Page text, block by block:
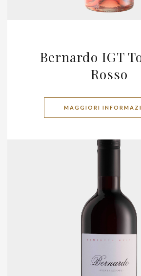
Bernardo IGT
Rosso
MAGGIORI